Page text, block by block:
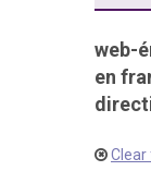
web-
en
Clear